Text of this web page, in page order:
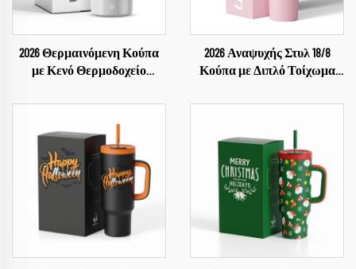
2026 Θερμαινόμενη Κούπα
με Κενό Θερμοδοχείο
Θερμαντική Έξυπνη Κούπα
Θερμαντική Κούπα
2026 Αναψυχής Στυλ 18/8
Κούπα με Διπλό Τοίχωμα
για Νερό